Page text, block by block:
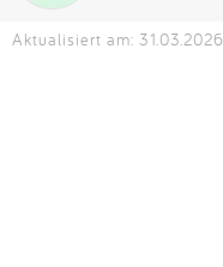
Aktualisiert am: 31.03.2026